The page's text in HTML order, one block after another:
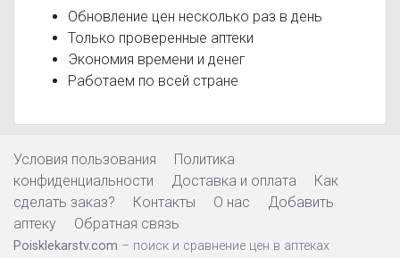
Обновление цен несколько раз в день
Только проверенные аптеки
Экономия времени и денег
Работаем по всей стране
Условия пользования
Политика
конфиденциальности
Доставка и оплата
Как
сделать заказ?
Контакты О нас
Добавить
аптеку
Обратная связь
Poisklekarstv.com – поиск и сравнение цен в аптеках